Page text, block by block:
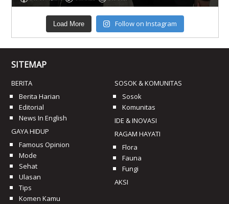
Load More Follow on Instagram
SITEMAP
BERITA
Berita Harian
Editorial
News In English
GAYA HIDUP
Famous Opinion
Mode
Sehat
Ulasan
Tips
Komen Kamu
SOSOK & KOMUNITAS
Sosok
Komunitas
IDE & INOVASI
RAGAM HAYATI
Flora
Fauna
Fungi
AKSI